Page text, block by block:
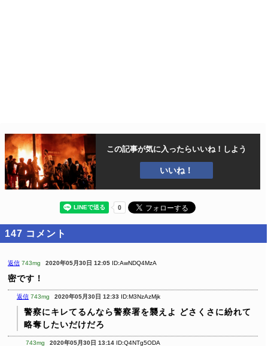
この記事が気に入ったらいいね！しよう
いいね！
147 コメント
返信 743mg 2020年05月30日 12:05 ID:AwNDQ4MzA
密です！
返信 743mg 2020年05月30日 12:33 ID:M3NzAzMjk
警察にキレてるんなら警察署を襲えよ
どさくさに紛れて
略奪したいだけだろ
743mg 2020年05月30日 13:14 ID:Q4NTg5ODA